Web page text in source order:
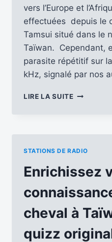
vers l’Europe et
effectuées depuis le
Tamsui situé dans le
Taïwan. Cependant,
parasite répétitif sur
kHz, signalé par nos
LIRE LA SUITELES
MOIS
2026
EN
DIRECT
DEPUIS
TAMSUI
STATIONS DE RADIO
Enrichissez
cheval à
quizz